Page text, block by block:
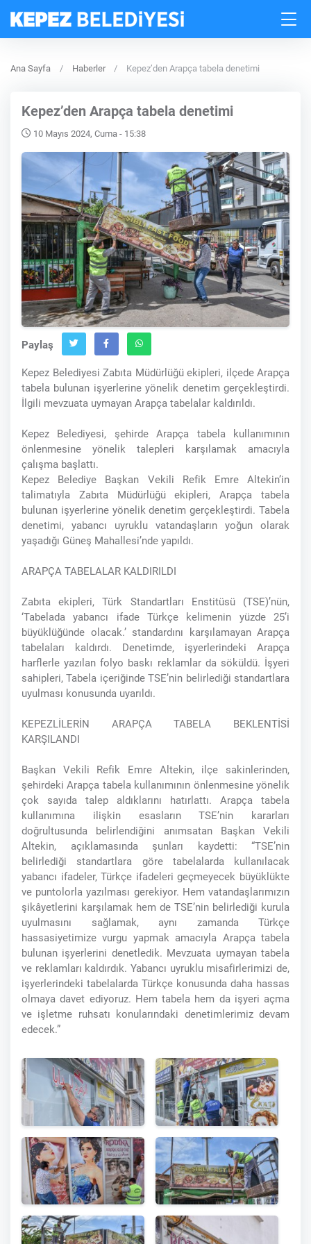
Ana Sayfa Haberler Kepez’den Arapça tabela denetimi
Kepez’den Arapça tabela denetimi
10 Mayıs 2024, Cuma - 15:38
Paylaş
Kepez Belediyesi Zabıta Müdürlüğü ekipleri, ilçede Arapça
tabela bulunan işyerlerine yönelik denetim gerçekleştirdi.
İlgili mevzuata uymayan Arapça tabelalar kaldırıldı.
Kepez Belediyesi, şehirde Arapça tabela kullanımının
önlenmesine yönelik talepleri karşılamak amacıyla
çalışma başlattı.
Kepez Belediye Başkan Vekili Refik Emre Altekin’in
talimatıyla Zabıta Müdürlüğü ekipleri, Arapça tabela
bulunan işyerlerine yönelik denetim gerçekleştirdi. Tabela
denetimi, yabancı uyruklu vatandaşların yoğun olarak
yaşadığı Güneş Mahallesi’nde yapıldı.
ARAPÇA TABELALAR KALDIRILDI
Zabıta ekipleri, Türk Standartları Enstitüsü (TSE)’nün,
‘Tabelada yabancı ifade Türkçe kelimenin yüzde 25’i
büyüklüğünde olacak.’ standardını karşılamayan Arapça
tabelaları kaldırdı. Denetimde, işyerlerindeki Arapça
harflerle yazılan folyo baskı reklamlar da söküldü. İşyeri
sahipleri, Tabela içeriğinde TSE’nin belirlediği standartlara
uyulması konusunda uyarıldı.
KEPEZLİLERİN ARAPÇA TABELA BEKLENTİSİ
KARŞILANDI
Başkan Vekili Refik Emre Altekin, ilçe sakinlerinden,
şehirdeki Arapça tabela kullanımının önlenmesine yönelik
çok sayıda talep aldıklarını hatırlattı. Arapça tabela
kullanımına ilişkin esasların TSE’nin kararları
doğrultusunda belirlendiğini anımsatan Başkan Vekili
Altekin, açıklamasında şunları kaydetti: “TSE’nin
belirlediği standartlara göre tabelalarda kullanılacak
yabancı ifadeler, Türkçe ifadeleri geçmeyecek büyüklükte
ve puntolorla yazılması gerekiyor. Hem vatandaşlarımızın
şikâyetlerini karşılamak hem de TSE’nin belirlediği kurula
uyulmasını sağlamak, aynı zamanda Türkçe
hassasiyetimize vurgu yapmak amacıyla Arapça tabela
bulunan işyerlerini denetledik. Mevzuata uymayan tabela
ve reklamları kaldırdık. Yabancı uyruklu misafirlerimizi de,
işyerlerindeki tabelalarda Türkçe konusunda daha hassas
olmaya davet ediyoruz. Hem tabela hem da işyeri açma
ve işletme ruhsatı konularındaki denetimlerimiz devam
edecek.”